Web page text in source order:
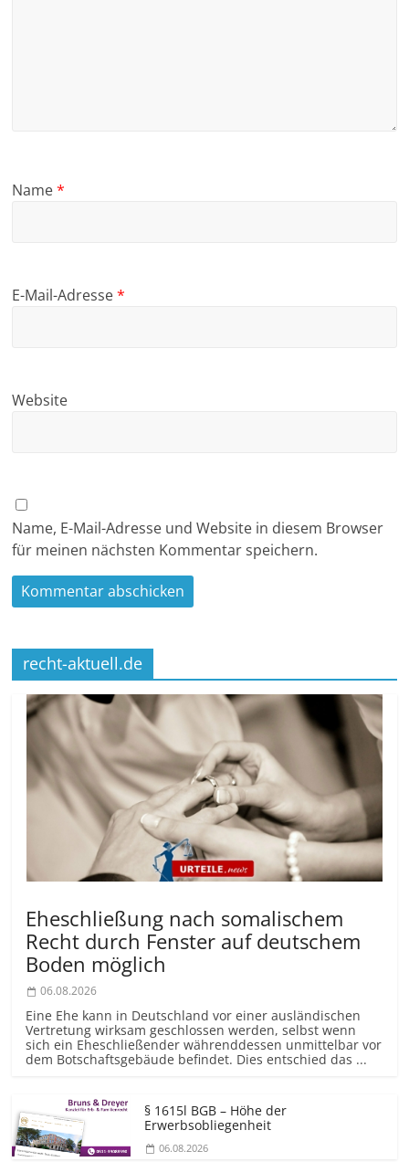
Name*
E-Mail-Adresse*
Website
Name, E-Mail-Adresse und Website in diesem Browser
für meinen nächsten Kommentar speichern.
recht-aktuell.de
Eheschließung nach somalischem
Recht durch Fenster auf deutschem
Boden möglich
06.08.2026
Eine Ehe kann in Deutschland vor einer ausländischen
Vertretung wirksam geschlossen werden, selbst wenn
sich ein Eheschließender währenddessen unmittelbar vor
dem Botschaftsgebäude befindet. Dies entschied das ...
§ 1615l BGB – Höhe der
Erwerbsobliegenheit
06.08.2026